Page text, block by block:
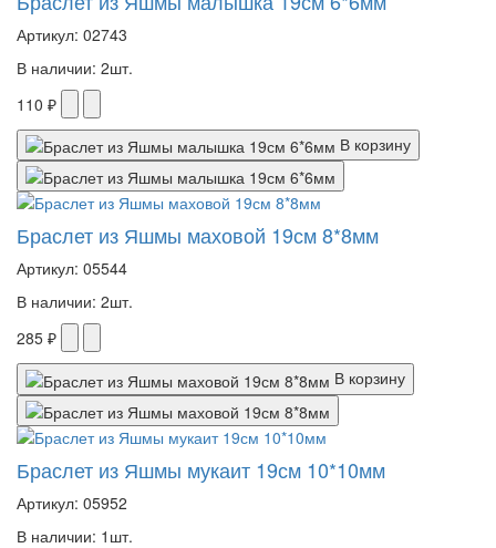
Артикул: 02743
В наличии: 2шт.
110 ₽
В корзину
Браслет из Яшмы маховой 19см 8*8мм
Артикул: 05544
В наличии: 2шт.
285 ₽
В корзину
Браслет из Яшмы мукаит 19см 10*10мм
Артикул: 05952
В наличии: 1шт.